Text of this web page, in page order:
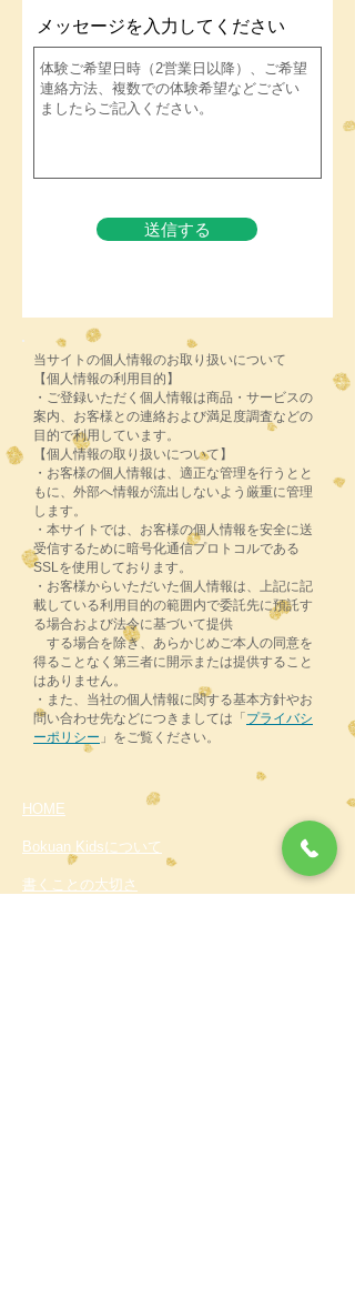
メッセージを入力してください
送信する
当サイトの個人情報のお取り扱いについて
【個人情報の利用目的】
・ご登録いただく個人情報は商品・サービスの
案内、お客様との連絡および満足度調査などの
目的で利用しています。
【個人情報の取り扱いについて】
・お客様の個人情報は、適正な管理を行うとと
もに、外部へ情報が流出しないよう厳重に管理
します。
・本サイトでは、お客様の個人情報を安全に送
受信するために暗号化通信プロトコルである
SSLを使用しております。
・お客様からいただいた個人情報は、上記に記
載している利用目的の範囲内で委託先に預託す
る場合および法令に基づいて提供
する場合を除き、あらかじめご本人の同意を
得ることなく第三者に開示または提供すること
はありません。
・また、当社の個人情報に関する基本方針やお
問い合わせ先などにつきましては「 プライバシ
ーポリシー 」をご覧ください。
HOME
Bokuan Kidsについて
書くことの大切さ